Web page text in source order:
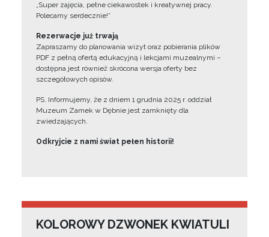
„Super zajęcia, pełne ciekawostek i kreatywnej pracy.
Polecamy serdecznie!”
Rezerwacje już trwają
Zapraszamy do planowania wizyt oraz pobierania plików
PDF z pełną ofertą edukacyjną i lekcjami muzealnymi –
dostępna jest również skrócona wersja oferty bez
szczegółowych opisów.
PS. Informujemy, że z dniem 1 grudnia 2025 r. oddział
Muzeum Zamek w Dębnie jest zamknięty dla
zwiedzających.
Odkryjcie z nami świat pełen historii!
KOLOROWY DZWONEK KWIATULI